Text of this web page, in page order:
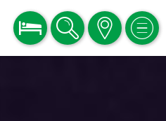
BUCHEN SUCHE KARTE MENÜ